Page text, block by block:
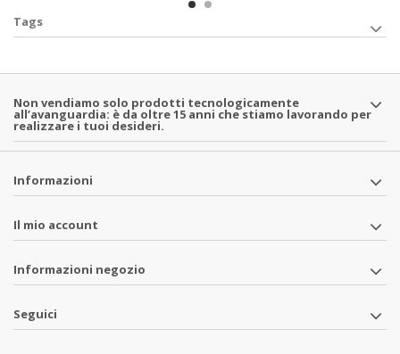
Tags
Non vendiamo solo prodotti tecnologicamente
all’avanguardia: è da oltre 15 anni che stiamo lavorando per
realizzare i tuoi desideri.
Informazioni
Il mio account
Informazioni negozio
Seguici